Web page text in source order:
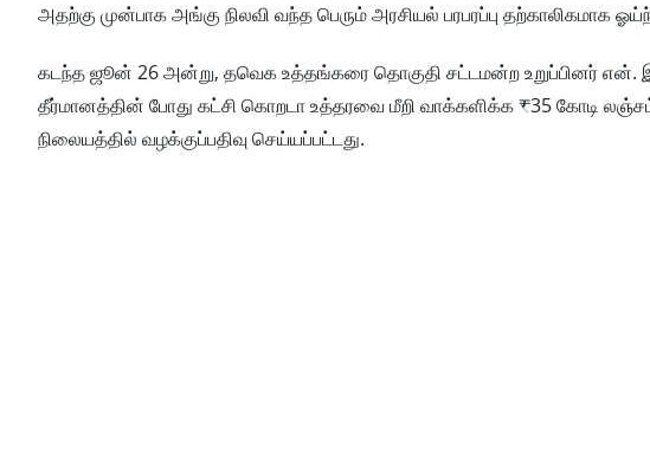
அதற்கு முன்பாக அங்கு நிலவி வந்த பெரும் அரசியல் பரபரப்பு தற்காலிகமாக
கடந்த ஜூன் 26 அன்று, தவெக உத்தங்கரை தொகுதி சட்டமன்ற உறுப்பினர் என்.
தீர்மானத்தின் போது கட்சி கொறடா உத்தரவை மீறி வாக்களிக்க ₹35 கோடி
நிலையத்தில் வழக்குப்பதிவு செய்யப்பட்டது.